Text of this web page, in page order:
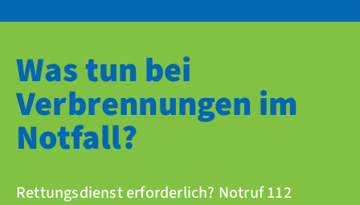
Was tun bei
Verbrennungen im
Notfall?
Rettungsdienst erforderlich? Notruf 112